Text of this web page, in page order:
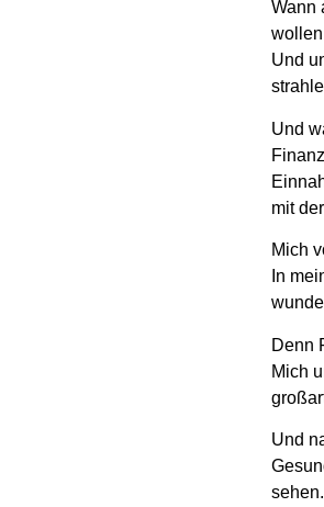
Wann
Und
Und
mit
Mich
In
Denn
Mich
Und
sehen.